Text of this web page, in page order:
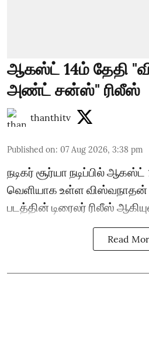
ஆகஸ்ட் 14ம் தேதி
அண்ட் சன்ஸ்" ரிலீஸ்
thanthitv
Published on: 07 Aug 2026, 3:38 pm
நடிகர் சூர்யா நடிப்பில்
வெளியாக உள்ள
படத்தின் டிரைலர் ரிலீஸ்
Read